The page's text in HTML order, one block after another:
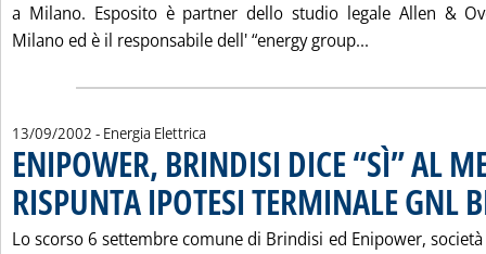
a Milano. Esposito è partner dello studio legale Allen &
Milano ed è il responsabile dell' “energy group...
13/09/2002 - Energia Elettrica
ENIPOWER, BRINDISI DICE “SÌ” AL
RISPUNTA IPOTESI TERMINALE GNL
Lo scorso 6 settembre comune di Brindisi ed Enipower,